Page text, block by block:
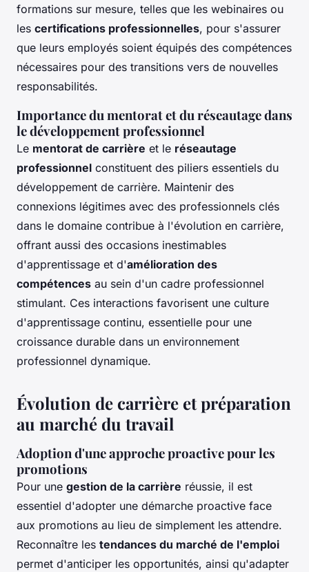
formations sur mesure, telles que les webinaires ou
les certifications professionnelles, pour s'assurer
que leurs employés soient équipés des compétences
nécessaires pour des transitions vers de nouvelles
responsabilités.
Importance du mentorat et du réseautage dans
le développement professionnel
Le mentorat de carrière et le réseautage
professionnel constituent des piliers essentiels du
développement de carrière. Maintenir des
connexions légitimes avec des professionnels clés
dans le domaine contribue à l'évolution en carrière,
offrant aussi des occasions inestimables
d'apprentissage et d'amélioration des
compétences au sein d'un cadre professionnel
stimulant. Ces interactions favorisent une culture
d'apprentissage continu, essentielle pour une
croissance durable dans un environnement
professionnel dynamique.
Évolution de carrière et préparation
au marché du travail
Adoption d'une approche proactive pour les
promotions
Pour une gestion de la carrière réussie, il est
essentiel d'adopter une démarche proactive face
aux promotions au lieu de simplement les attendre.
Reconnaître les tendances du marché de l'emploi
permet d'anticiper les opportunités, ainsi qu'adapter